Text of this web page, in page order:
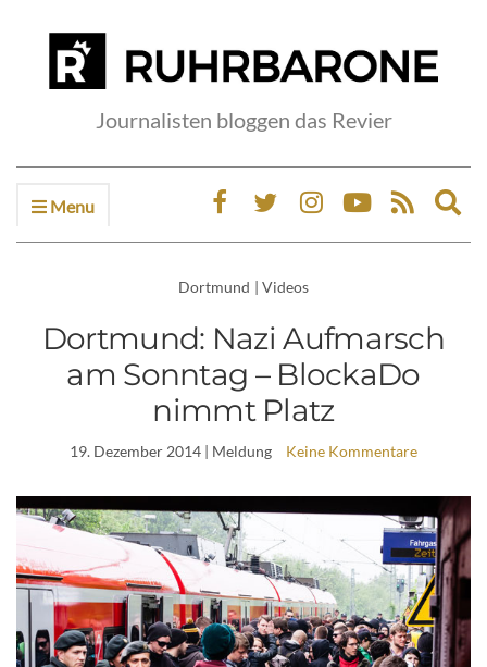
Journalisten bloggen das Revier
Menu
Dortmund | Videos
Dortmund: Nazi Aufmarsch
am Sonntag – BlockaDo
nimmt Platz
19. Dezember 2014 | Meldung Keine Kommentare